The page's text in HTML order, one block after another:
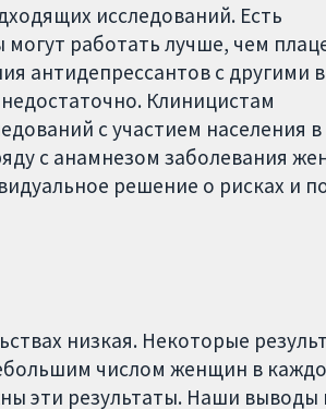
исследований. Есть
работать лучше, чем
антидепрессантов с другими
Клиницистам
с участием населения
с анамнезом заболевания
решение о рисках и
низкая. Некоторые
числом женщин в
эти результаты. Наши выводы